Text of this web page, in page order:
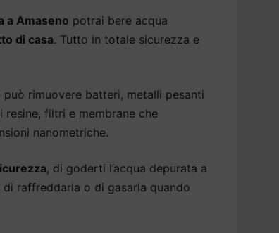
a Amaseno potrai bere acqua
di casa. Tutto in totale sicurezza e
può rimuovere batteri, metalli pesanti
resine, filtri e membrane che
nanometriche.
, di goderti l’acqua depurata a
raffreddarla o di gasarla quando